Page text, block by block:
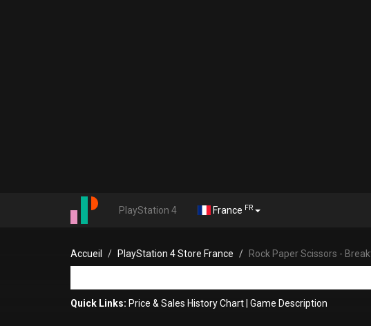
PlayStation 4 France FR
Accueil PlayStation 4 Store France Rock Paper Scissors -
Quick Links: Price & Sales History Chart Game Description